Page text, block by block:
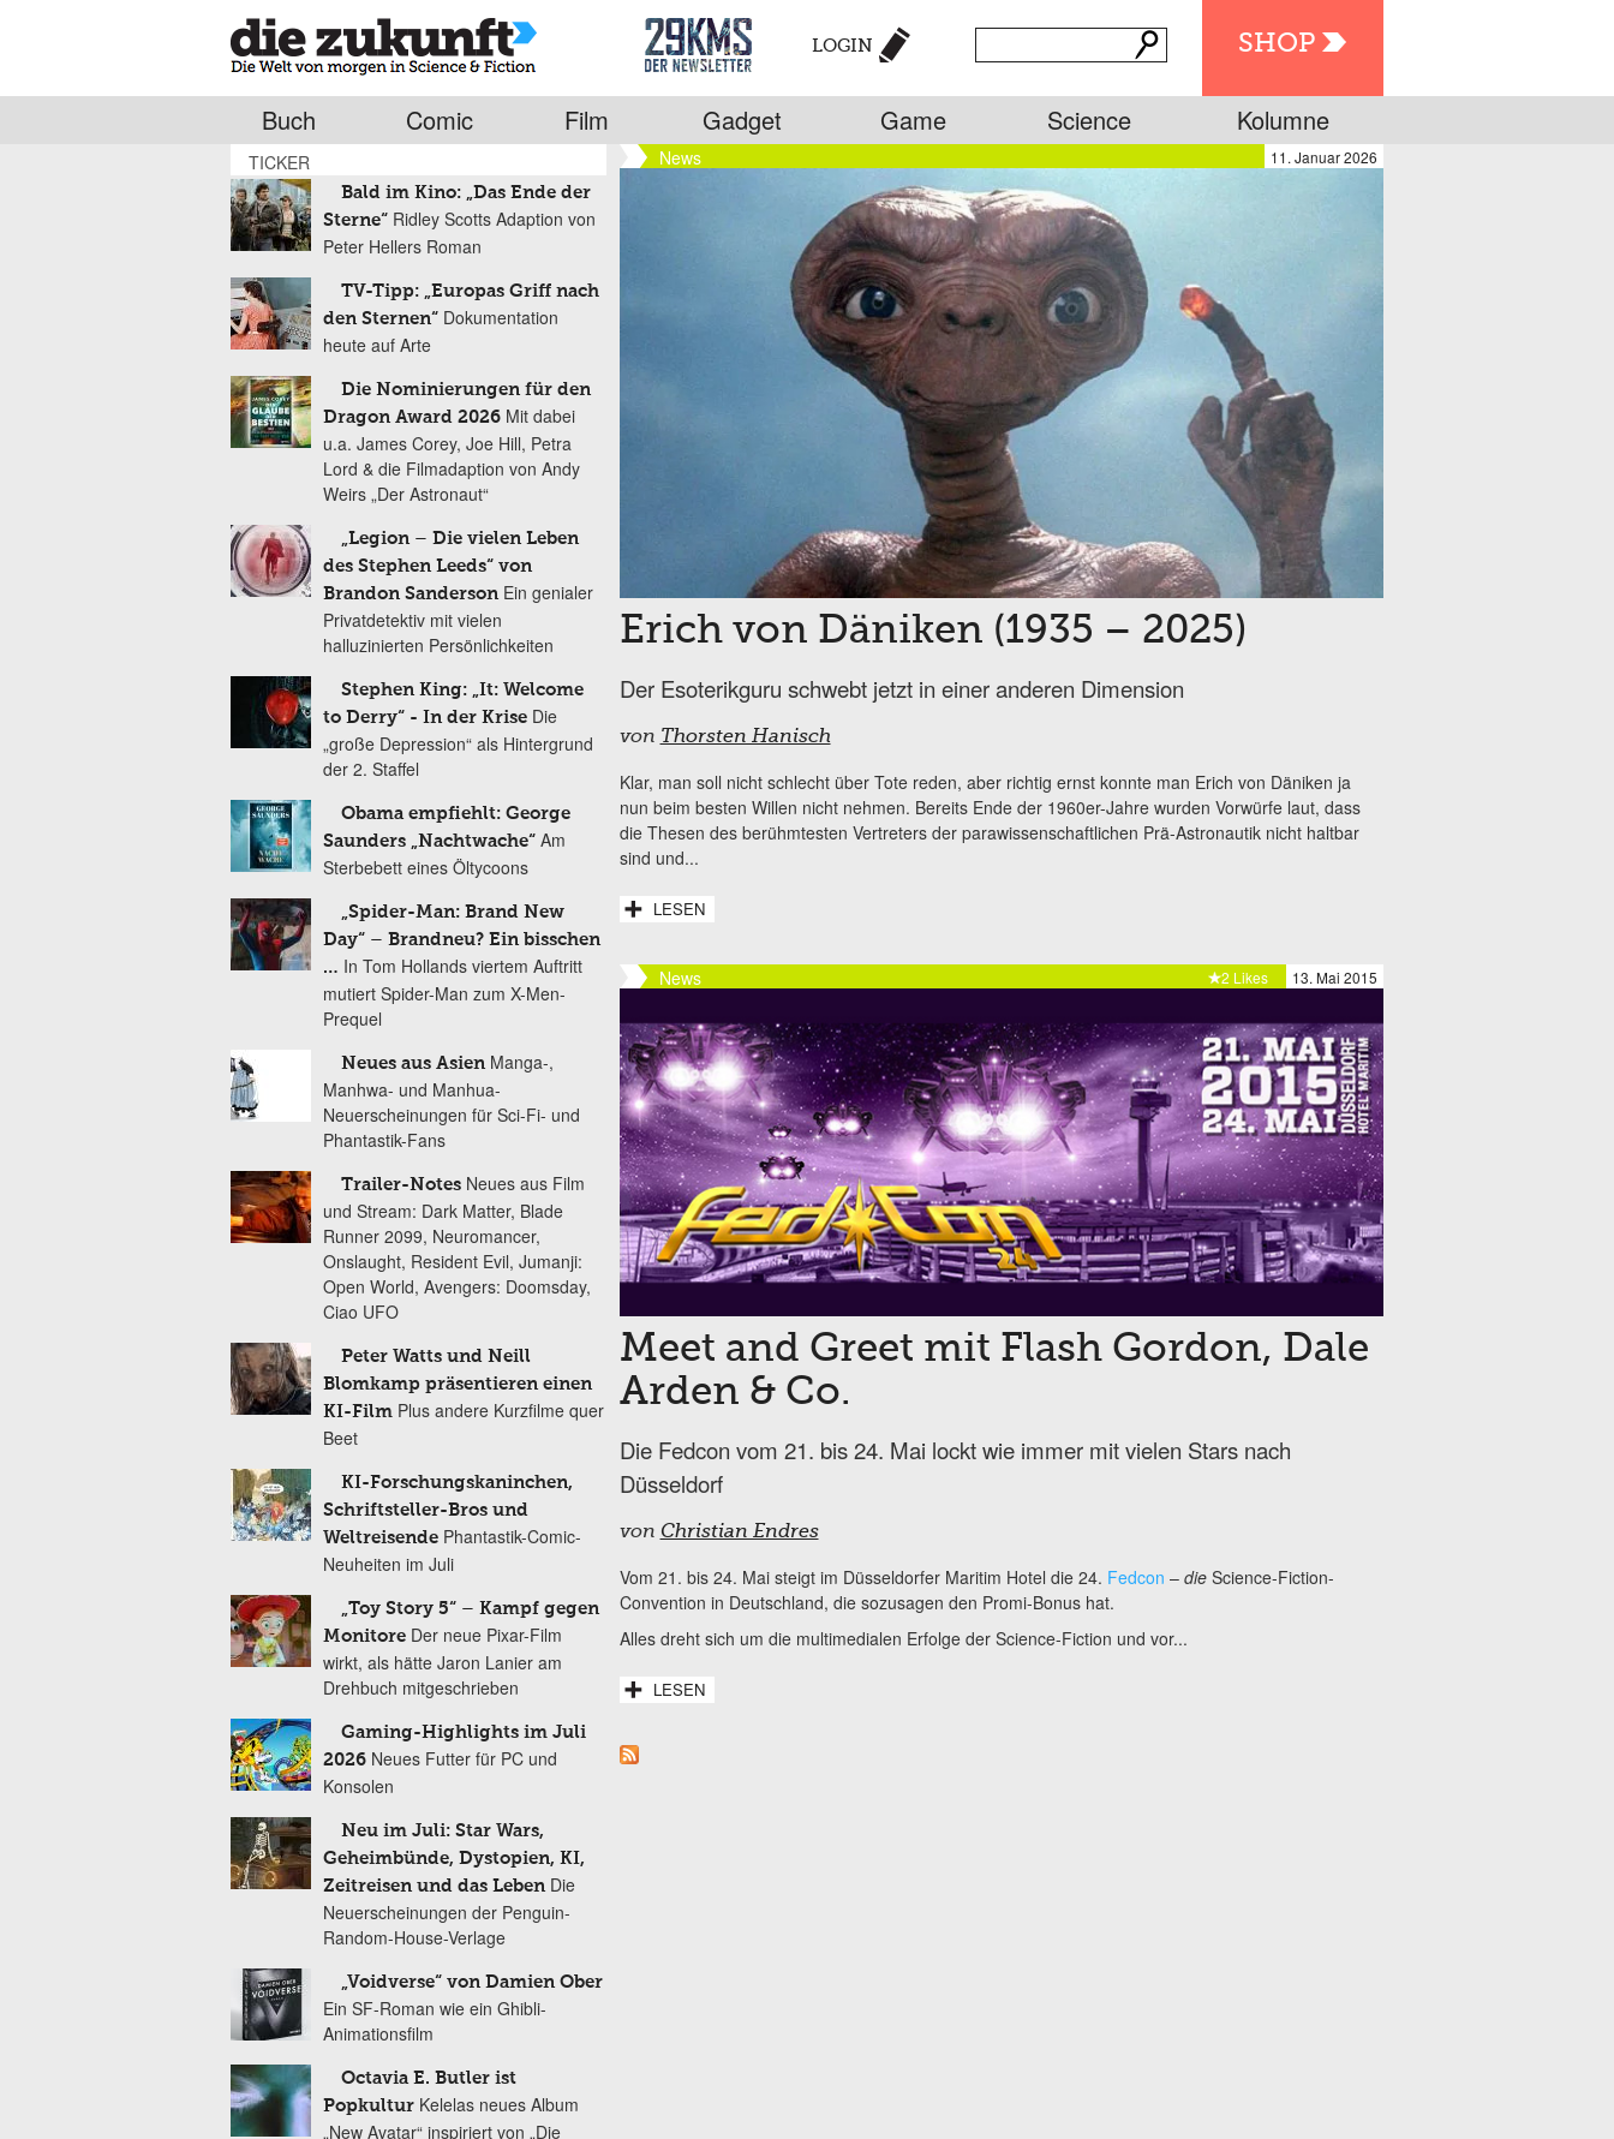
SHOP
LOGIN
Buch Comic Film Gadget Game Science Kolumne
News 11. Januar 2026
Erich von Däniken (1935 – 2025)
Der Esoterikguru schwebt jetzt in einer anderen Dimension
von Thorsten Hanisch
Klar, man soll nicht schlecht über Tote reden, aber richtig ernst konnte man Erich von Däniken ja
nun beim besten Willen nicht nehmen. Bereits Ende der 1960er-Jahre wurden Vorwürfe laut, dass
die Thesen des berühmtesten Vertreters der parawissenschaftlichen Prä-Astronautik nicht haltbar
sind und...
LESEN
News 13. Mai 2015
2 Likes
Meet and Greet mit Flash Gordon, Dale
Arden & Co.
Die Fedcon vom 21. bis 24. Mai lockt wie immer mit vielen Stars nach
Düsseldorf
von Christian Endres
Vom 21. bis 24. Mai steigt im Düsseldorfer Maritim Hotel die 24. Fedcon – die Science-Fiction-
Convention in Deutschland, die sozusagen den Promi-Bonus hat.
Alles dreht sich um die multimedialen Erfolge der Science-Fiction und vor...
LESEN
TICKER
Bald im Kino: „Das Ende der
Sterne“ Ridley Scotts Adaption von
Peter Hellers Roman
TV-Tipp: „Europas Griff nach
den Sternen“ Dokumentation
heute auf Arte
Die Nominierungen für den
Dragon Award 2026 Mit dabei
u.a. James Corey, Joe Hill, Petra
Lord & die Filmadaption von Andy
Weirs „Der Astronaut“
„Legion – Die vielen Leben
des Stephen Leeds“ von
Brandon Sanderson Ein genialer
Privatdetektiv mit vielen
halluzinierten Persönlichkeiten
Stephen King: „It: Welcome
to Derry“ - In der Krise Die
„große Depression“ als Hintergrund
der 2. Staffel
Obama empfiehlt: George
Saunders „Nachtwache“ Am
Sterbebett eines Öltycoons
„Spider-Man: Brand New
Day“ – Brandneu? Ein bisschen
… In Tom Hollands viertem Auftritt
mutiert Spider-Man zum X-Men-
Prequel
Neues aus Asien Manga-,
Manhwa- und Manhua-
Neuerscheinungen für Sci-Fi- und
Phantastik-Fans
Trailer-Notes Neues aus Film
und Stream: Dark Matter, Blade
Runner 2099, Neuromancer,
Onslaught, Resident Evil, Jumanji:
Open World, Avengers: Doomsday,
Ciao UFO
Peter Watts und Neill
Blomkamp präsentieren einen
KI-Film Plus andere Kurzfilme quer
Beet
KI-Forschungskaninchen,
Schriftsteller-Bros und
Weltreisende Phantastik-Comic-
Neuheiten im Juli
„Toy Story 5“ – Kampf gegen
Monitore Der neue Pixar-Film
wirkt, als hätte Jaron Lanier am
Drehbuch mitgeschrieben
Gaming-Highlights im Juli
2026 Neues Futter für PC und
Konsolen
Neu im Juli: Star Wars,
Geheimbünde, Dystopien, KI,
Zeitreisen und das Leben Die
Neuerscheinungen der Penguin-
Random-House-Verlage
„Voidverse“ von Damien Ober
Ein SF-Roman wie ein Ghibli-
Animationsfilm
Octavia E. Butler ist
Popkultur Kelelas neues Album
„New Avatar“ inspiriert von „Die